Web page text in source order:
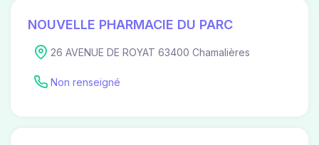
NOUVELLE PHARMACIE DU PARC
26 AVENUE DE ROYAT 63400 Chamalières
Non renseigné